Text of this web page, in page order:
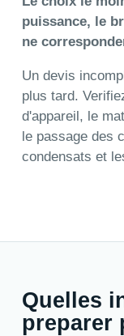
puissance, le
ne
Un devis
plus tard.
d'appareil, le
le passage des
condensats et
Quelles
preparer